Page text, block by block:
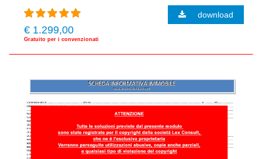
€ 1.299,00
Gratuito per i convenzionati
download